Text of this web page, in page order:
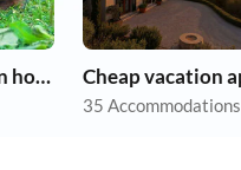
Taking your pet on holiday
35 Accommodations